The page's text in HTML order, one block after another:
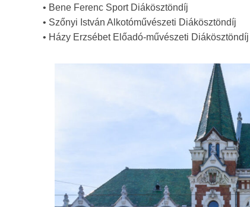
• Bene Ferenc Sport Diákösztöndíj
• Szőnyi István Alkotóművészeti Diákösztöndíj
• Házy Erzsébet Előadó-művészeti Diákösztöndíj